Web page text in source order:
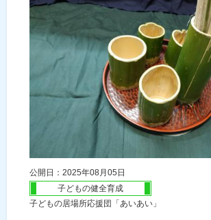
公開日：2025年08月05日
子どもの健全育成
子どもの居場所応援団「あいあい」